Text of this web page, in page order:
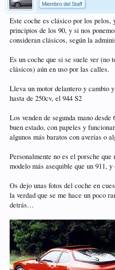
Miembro del Staff
Este coche es clásico por los
principios de los 90, y si nos
consideran clásicos, según la
Es un coche que si se suele ver (no
clásicos) aún en uso por las calles.
Lleva un motor delantero y cambio
hasta de 250cv, el 944 S2
Los venden de segunda mano
buen estado, con papeles y
algunos más baratos con averías o
Personalmente no es el porsche que
modelo más asequible que un 911,
Os dejo unas fotos del coche en
la verdad que se me hace un poco
detrás…